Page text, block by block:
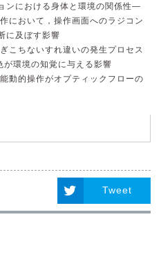
ける身体と環境の関係性—
おいて，操作画面へのラジコン
に及ぼす影響
ちないすれ違いの発生プロセス
環境の知覚に与える影響
的操作がオプティックフローの
Tweet